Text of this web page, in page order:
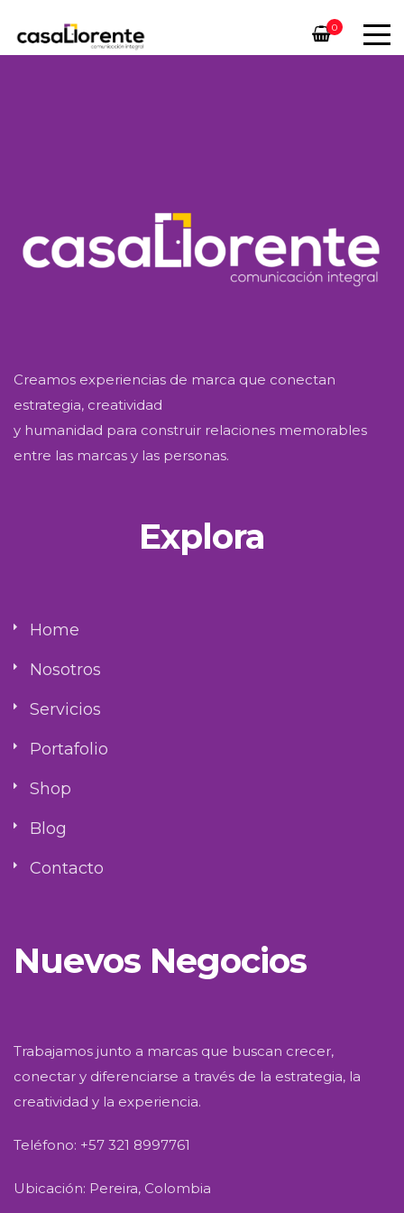
0
Creamos experiencias de marca que conectan
estrategia, creatividad
y humanidad para construir relaciones memorables
entre las marcas y las personas.
Explora
Home
Nosotros
Servicios
Portafolio
Shop
Blog
Contacto
Nuevos Negocios
Trabajamos junto a marcas que buscan crecer,
conectar y diferenciarse a través de la estrategia, la
creatividad y la experiencia.
Teléfono: +57 321 8997761
Ubicación: Pereira, Colombia